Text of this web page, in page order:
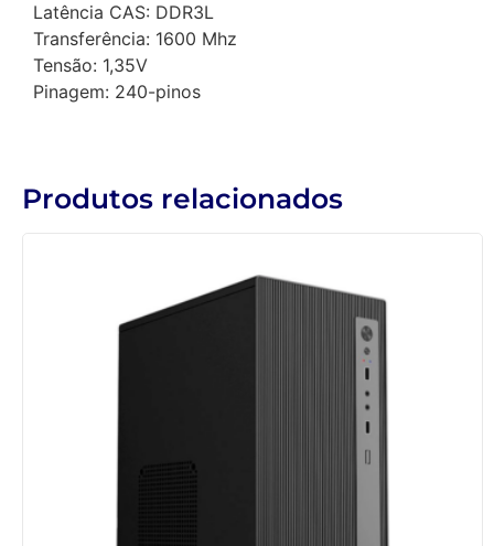
Latência CAS: DDR3L
Transferência: 1600 Mhz
Tensão: 1,35V
Pinagem: 240-pinos
Produtos relacionados